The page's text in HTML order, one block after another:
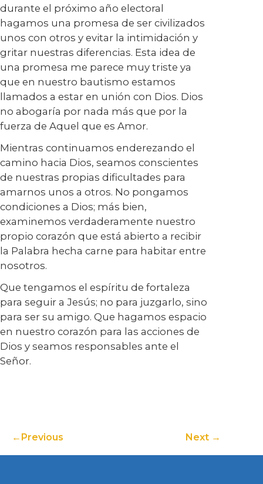
durante el próximo año electoral
hagamos una promesa de ser civilizados
unos con otros y evitar la intimidación y
gritar nuestras diferencias. Esta idea de
una promesa me parece muy triste ya
que en nuestro bautismo estamos
llamados a estar en unión con Dios. Dios
no abogaría por nada más que por la
fuerza de Aquel que es Amor.
Mientras continuamos enderezando el
camino hacia Dios, seamos conscientes
de nuestras propias dificultades para
amarnos unos a otros. No pongamos
condiciones a Dios; más bien,
examinemos verdaderamente nuestro
propio corazón que está abierto a recibir
la Palabra hecha carne para habitar entre
nosotros.
Que tengamos el espíritu de fortaleza
para seguir a Jesús; no para juzgarlo, sino
para ser su amigo. Que hagamos espacio
en nuestro corazón para las acciones de
Dios y seamos responsables ante el
Señor.
Previous Next